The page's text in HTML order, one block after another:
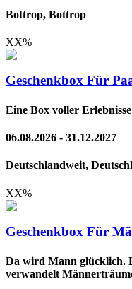
Bottrop, Bottrop
XX%
Geschenkbox Für
Eine Box voller
06.08.2026 - 31.12.2027
Deutschlandweit,
XX%
Geschenkbox Für
Da wird Mann glücklich.
verwandelt